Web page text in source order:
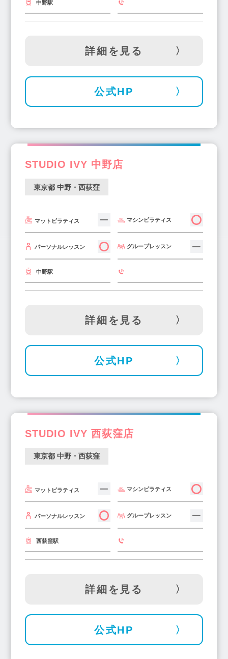
中野駅
詳細を見る
公式HP
STUDIO IVY 中野店
東京都 中野・西荻窪
マットピラティス マシンピラティス
パーソナルレッスン グループレッスン
中野駅
詳細を見る
公式HP
STUDIO IVY 西荻窪店
東京都 中野・西荻窪
マットピラティス マシンピラティス
パーソナルレッスン グループレッスン
西荻窪駅
詳細を見る
公式HP